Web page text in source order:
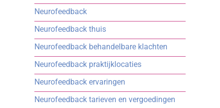
Neurofeedback
Neurofeedback thuis
Neurofeedback behandelbare klachten
Neurofeedback praktijklocaties
Neurofeedback ervaringen
Neurofeedback tarieven en vergoedingen